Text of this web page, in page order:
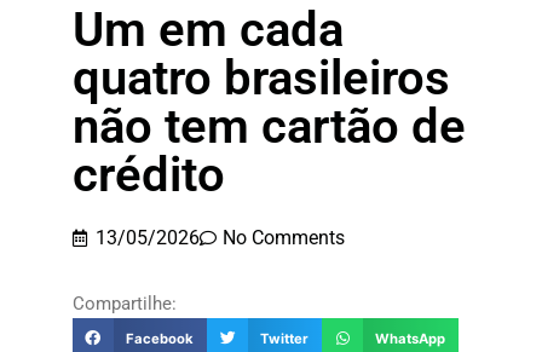
Um em cada
quatro brasileiros
não tem cartão de
crédito
13/05/2026 No Comments
Compartilhe:
Facebook Twitter WhatsApp